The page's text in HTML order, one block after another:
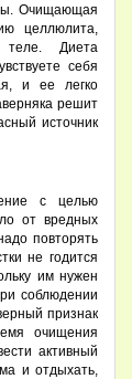
Очищающая
целлюлита,
теле. Диета
себя
и ее легко
решит
источник
с целью
от вредных
повторять
не годится
им нужен
соблюдении
признак
очищения
активный
и отдыхать,